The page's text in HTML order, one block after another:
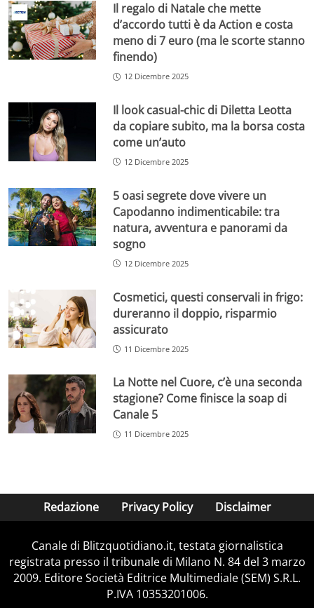
Il regalo di Natale che mette
d’accordo tutti è da Action e costa
meno di 7 euro (ma le scorte stanno
finendo)
12 Dicembre 2025
Il look casual-chic di Diletta Leotta
da copiare subito, ma la borsa costa
come un’auto
12 Dicembre 2025
5 oasi segrete dove vivere un
Capodanno indimenticabile: tra
natura, avventura e panorami da
sogno
12 Dicembre 2025
Cosmetici, questi conservali in frigo:
dureranno il doppio, risparmio
assicurato
11 Dicembre 2025
La Notte nel Cuore, c’è una seconda
stagione? Come finisce la soap di
Canale 5
11 Dicembre 2025
Redazione Privacy Policy Disclaimer
Canale di Blitzquotidiano.it, testata giornalistica
registrata presso il tribunale di Milano N. 84 del 3 marzo
2009. Editore Società Editrice Multimediale (SEM) S.R.L.
P.IVA 10353201006.